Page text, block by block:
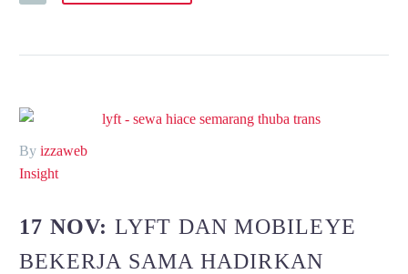
By izzaweb
Insight
17 NOV: LYFT DAN MOBILEYE
BEKERJA SAMA HADIRKAN